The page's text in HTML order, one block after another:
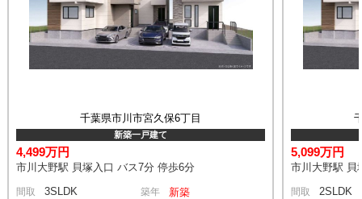
千葉県市川市宮久保6丁目
新築一戸建て
4,499万円
市川大野駅 貝塚入口 バス7分 停歩6分
間取 3SLDK 築年 新築
5,099万円
市川大野駅 貝
間取 2SLDK